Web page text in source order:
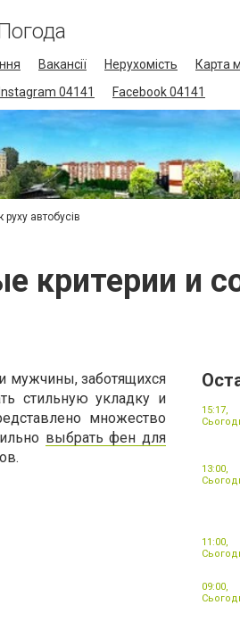
Вакансії Нерухомість
Карта
Instagram 04141 Facebook 04141
руху автобусів
критерии и
заботящихся
стильную укладку и
множество
выбрать фен для
15:17,
13:00,
11:00,
09:00,